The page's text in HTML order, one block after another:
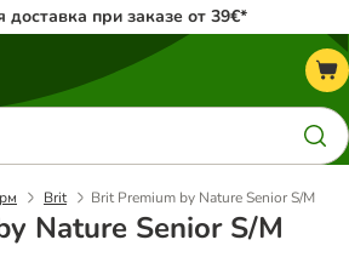
доставка при заказе от 39€*
Brit Brit Premium by Nature Senior S/M
Nature Senior S/M